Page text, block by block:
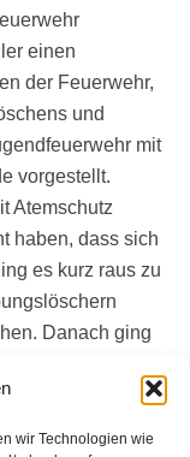
wir Technologien wie
einen
der Feuerwehr,
und
mit
vorgestellt.
Atemschutz
haben, dass sich
es kurz raus zu
Danach ging
die von der